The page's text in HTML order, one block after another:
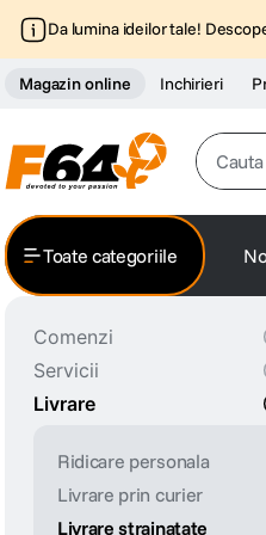
Da lumina ideilor tale!
Magazin online Inchirieri
Cauta
Toate categoriile
Comenzi
Info
Autentificare rapida
Contul meu
Cum platesc
Servicii
Printing
Consignatie - serviciu
pick-up
Livrare
Ridicare personala
Livrare prin curier
Livrare strainatate